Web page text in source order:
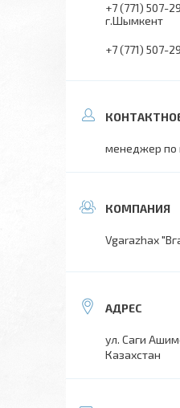
+7 (771) 507-
г.Шымкент
+7 (771) 507-
менеджер
Vgarazhax
ул. Саги
Казахстан